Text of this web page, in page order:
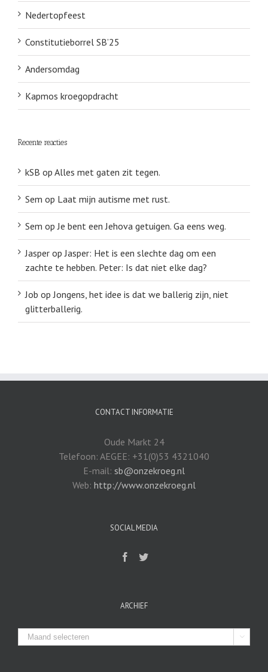
Nedertopfeest
Constitutieborrel SB’25
Andersomdag
Kapmos kroegopdracht
Recente reacties
kSB op Alles met gaten zit tegen.
Sem op Laat mijn autisme met rust.
Sem opJe bent een Jehova getuigen. Ga eens weg.
Jasper opJasper: Het is een slechte dag om een
zachte te hebben. Peter: Is dat niet elke dag?
Job opJongens, het idee is dat we ballerig zijn, niet
glitterballerig.
CONTACT INFORMATIE
Oude Markt 24
Telefoon: AEGEE: +31(0)53 4321040
E-mail: sb@onzekroeg.nl
Web: http://www.onzekroeg.nl
SOCIAL MEDIA
ARCHIEF
